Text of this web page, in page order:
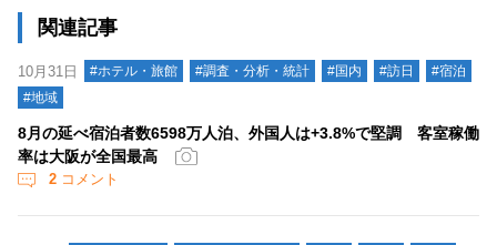
関連記事
10月31日 #ホテル・旅館 #調査・分析・統計 #国内 #訪日
#宿泊
#地域
8月の延べ宿泊者数6598万人泊、外国人は+3.8%で堅調 客室稼働
率は大阪が全国最高
2 コメント